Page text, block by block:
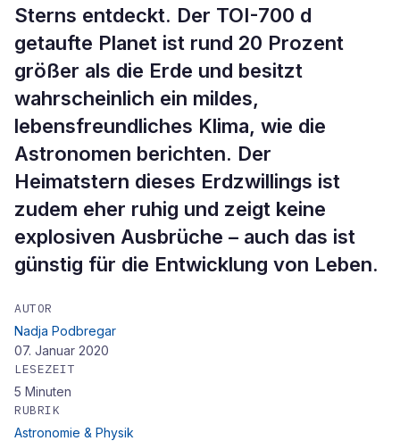
Sterns entdeckt. Der TOI-700 d
getaufte Planet ist rund 20 Prozent
größer als die Erde und besitzt
wahrscheinlich ein mildes,
lebensfreundliches Klima, wie die
Astronomen berichten. Der
Heimatstern dieses Erdzwillings ist
zudem eher ruhig und zeigt keine
explosiven Ausbrüche – auch das ist
günstig für die Entwicklung von Leben.
AUTOR
Nadja Podbregar
07. Januar 2020
LESEZEIT
5 Minuten
RUBRIK
Astronomie & Physik